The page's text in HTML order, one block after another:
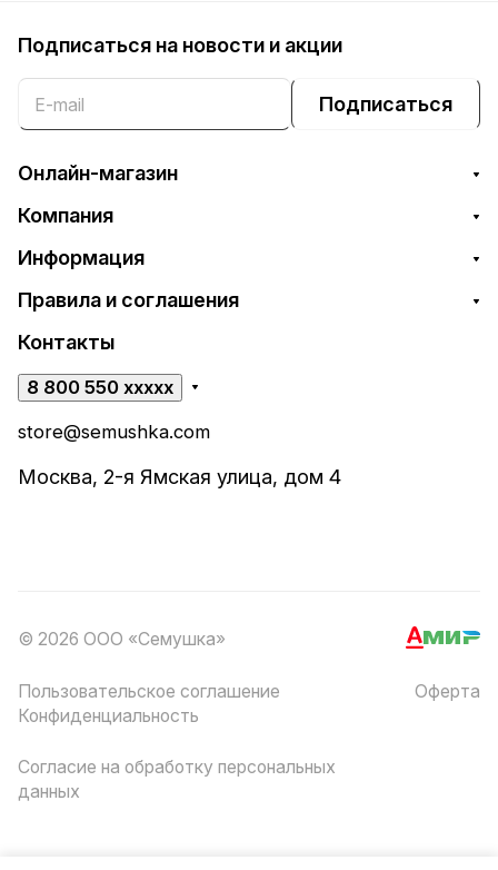
Подписаться на новости и акции
Подписаться
Онлайн-магазин
Компания
Информация
Правила и соглашения
Контакты
8 800 550 xxxxx
store@semushka.com
Москва, 2-я Ямская улица, дом 4
© 2026 ООО «Семушка»
Пользовательское соглашение
Конфиденциальность
Согласие на обработку персональных
данных
Оферта